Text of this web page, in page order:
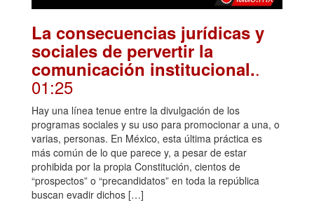
La consecuencias jurídicas y
sociales de pervertir la
comunicación institucional..
01:25
Hay una línea tenue entre la divulgación de los
programas sociales y su uso para promocionar a una, o
varias, personas. En México, esta última práctica es
más común de lo que parece y, a pesar de estar
prohibida por la propia Constitución, cientos de
“prospectos” o “precandidatos” en toda la república
buscan evadir dichos […]